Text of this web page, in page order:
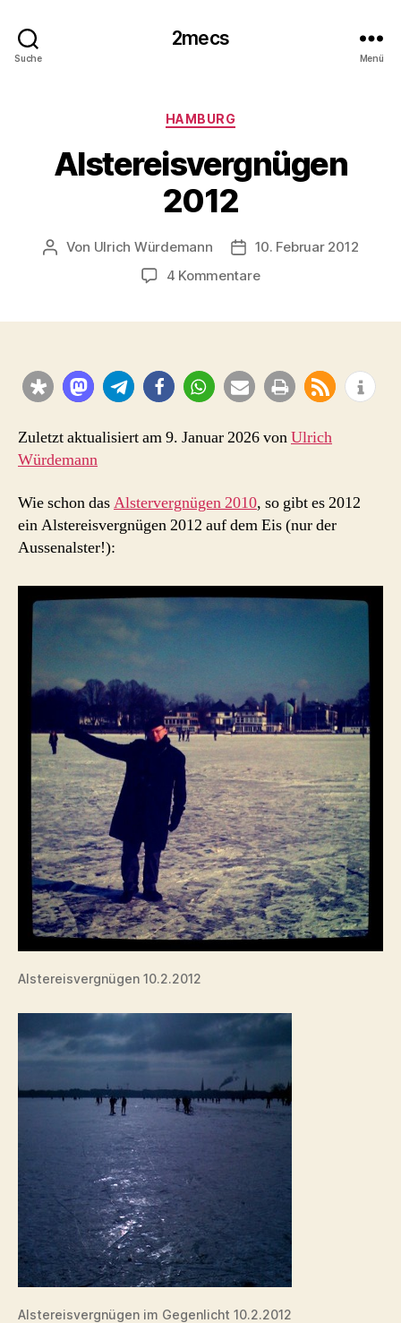
Suche
2mecs
Menü
Kategorien
HAMBURG
Alstereisvergnügen
2012
Beitragsautor
Von Ulrich Würdemann Beitragsdatum
10. Februar 2012
4 Kommentarezu
Zuletzt aktualisiert am 9. Januar 2026 vonUlrich
Würdemann
Wie schon dasAlstervergnügen 2010, so gibt es 2012
ein Alstereisvergnügen 2012 auf dem Eis (nur der
Aussenalster!):
Alstereisvergnügen 10.2.2012
Alstereisvergnügen im Gegenlicht 10.2.2012